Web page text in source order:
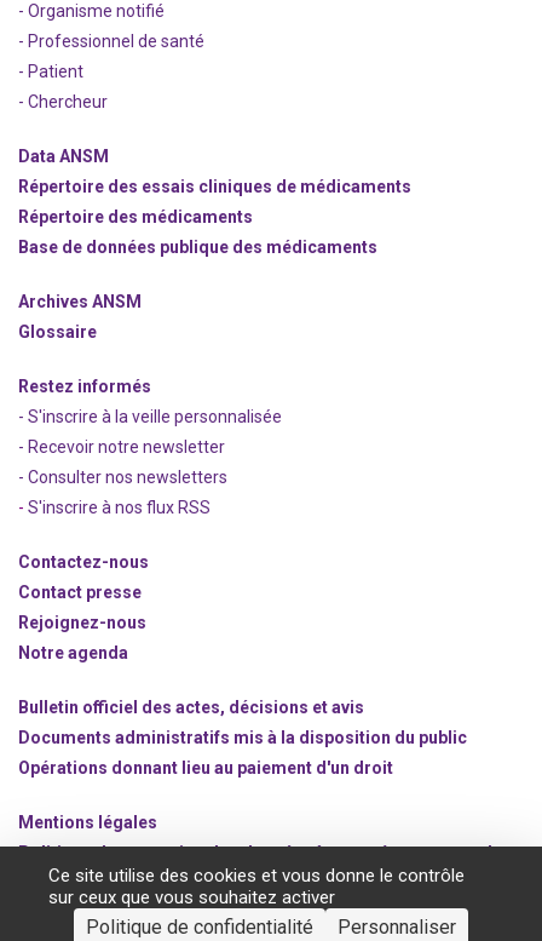
- Organisme notifié
- Professionnel de santé
- Patient
- Chercheur
Data ANSM
Répertoire des essais cliniques de médicaments
Répertoire des médicaments
Base de données publique des médicaments
Archives ANSM
Glossaire
Restez informés
- S'inscrire à la veille personnalisée
- Recevoir notre newsletter
- Consulter nos newsletters
- S'inscrire à nos flux RSS
Contactez-nous
Contact presse
Rejoignez-nous
Notre agenda
Bulletin officiel des actes, décisions et avis
Documents administratifs mis à la disposition du public
Opérations donnant lieu au paiement d'un droit
Mentions légales
Politique de protection des données à caractère personnel
Gestion des cookies
Ce site utilise des cookies et vous donne le contrôle
sur ceux que vous souhaitez activer
Personnaliser
Politique de confidentialité